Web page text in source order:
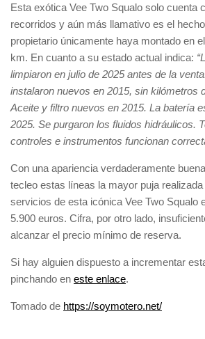
Esta exótica Vee Two Squalo solo cuenta
recorridos y aún más llamativo es el
propietario únicamente haya montado en
km. En cuanto a su estado actual indica:
limpiaron en julio de 2025 antes de la
instalaron nuevos en 2015, sin kilómetros
Aceite y filtro nuevos en 2015. La batería
2025. Se purgaron los fluidos hidráulicos.
controles e instrumentos funcionan
Con una apariencia verdaderamente
tecleo estas líneas la mayor puja
servicios de esta icónica Vee Two Squalo
5.900 euros. Cifra, por otro lado,
alcanzar el precio mínimo de reserva.
Si hay alguien dispuesto a incrementar
pinchando en este enlace.
Tomado de https://soymotero.net/